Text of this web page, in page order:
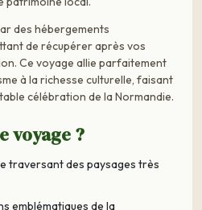
des hébergements
de récupérer après vos
Ce voyage allie parfaitement
à la richesse culturelle, faisant
célébration de la Normandie.
voyage ?
traversant des paysages très
emblématiques de la